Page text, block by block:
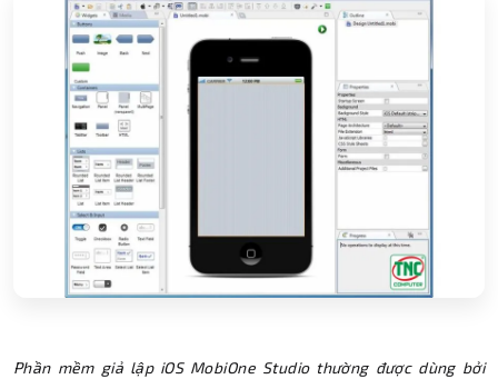
Phần mềm giả lập iOS MobiOne Studio thường được dùng bởi